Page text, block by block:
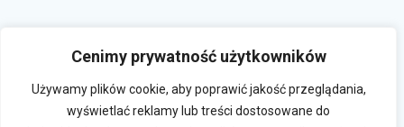
Cenimy prywatność użytkowników
Używamy plików cookie, aby poprawić jakość przeglądania,
wyświetlać reklamy lub treści dostosowane do